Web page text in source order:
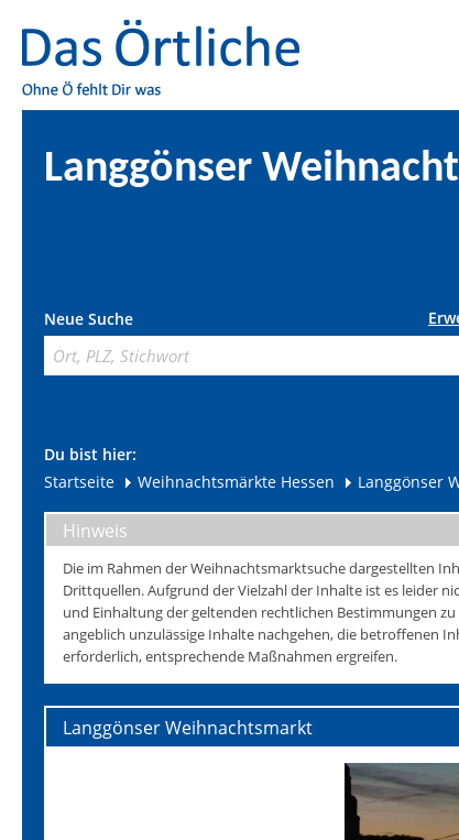
Langgönser
Neue Suche
Du bist hier:
Startseite
Weihnachtsmärkte Hessen Langgönser
Hinweis
Die im Rahmen der Weihnachtsmarktsuche dargestellten
Drittquellen. Aufgrund der Vielzahl der Inhalte ist es leider
und Einhaltung der geltenden rechtlichen Bestimmungen
angeblich unzulässige Inhalte nachgehen, die betroffenen
erforderlich, entsprechende Maßnahmen ergreifen.
Langgönser Weihnachtsmarkt